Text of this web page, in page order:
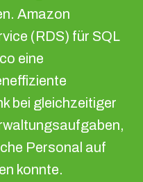
Amazon
(RDS) für SQL
eine
bei gleichzeitiger
Personal auf
konnte.